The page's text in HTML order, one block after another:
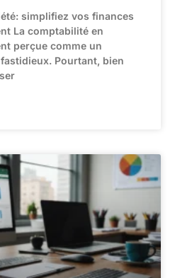
simplifiez vos finances
La comptabilité en
perçue comme un
Pourtant, bien